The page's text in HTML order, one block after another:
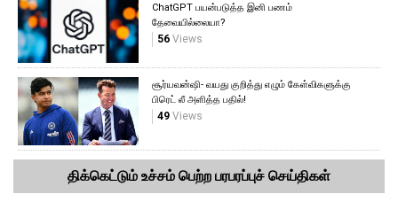
ChatGPT பயன்படுத்த இனி பணம்
தேவையில்லையா?
56Views
சூர்யவன்ஷி- வயது குறித்து எழும் கேள்விகளுக்கு
பிரெட் லீ அளித்த பதில்!
49Views
திக்கெட்டும் உச்சம் பெற்ற பரபரப்புச் செய்திகள்